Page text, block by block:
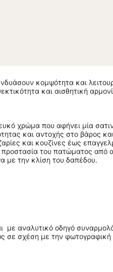
κομψότητα και
και αισθητική
χρώμα που αφήνει μία
και αντοχής στο βάρος
και κουζίνες έως
του πατώματος από
με την κλίση του δαπέδου.
με αναλυτικό οδηγό
σε σχέση με την φωτογραφική